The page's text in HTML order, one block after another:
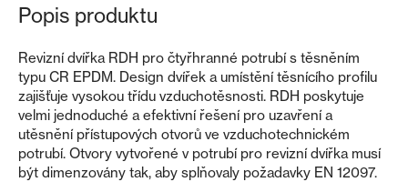
Popis produktu
Revizní dvířka RDH pro čtyřhranné potrubí s těsněním
typu CR EPDM. Design dvířek a umístění těsnícího profilu
zajišťuje vysokou třídu vzduchotěsnosti. RDH poskytuje
velmi jednoduché a efektivní řešení pro uzavření a
utěsnění přístupových otvorů ve vzduchotechnickém
potrubí. Otvory vytvořené v potrubí pro revizní dvířka musí
být dimenzovány tak, aby splňovaly požadavky EN 12097.